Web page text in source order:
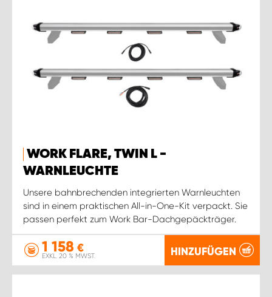
WORK FLARE, TWIN L -
WARNLEUCHTE
Unsere bahnbrechenden integrierten Warnleuchten
sind in einem praktischen All-in-One-Kit verpackt. Sie
passen perfekt zum Work Bar-Dachgepäckträger.
1 158 €
EXKL. 20 % MWST. HINZUFÜGEN